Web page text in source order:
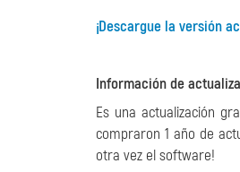
¡Descargue la versión
Información de
Es una actualización
compraron 1 año de
otra vez el software!